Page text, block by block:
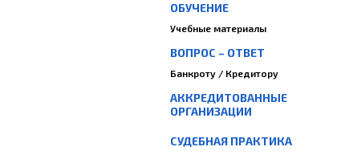
ОБУЧЕНИЕ
Учебные материалы
ВОПРОС – ОТВЕТ
Банкроту / Кредитору
АККРЕДИТОВАННЫЕ
ОРГАНИЗАЦИИ
СУДЕБНАЯ ПРАКТИКА